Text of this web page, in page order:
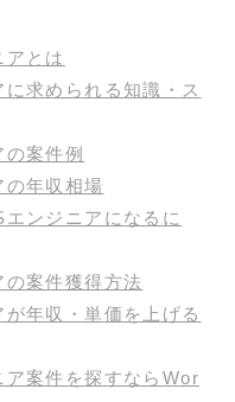
とは
求められる知識・ス
案件例
年収相場
ンジニアになるに
案件獲得方法
年収・単価を上げる
案件を探すならWor